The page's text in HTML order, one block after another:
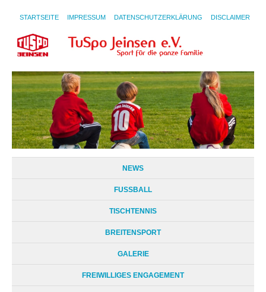
STARTSEITE IMPRESSUM DATENSCHUTZERKLÄRUNG DISCLAIMER
NEWS
FUSSBALL
TISCHTENNIS
BREITENSPORT
GALERIE
FREIWILLIGES ENGAGEMENT